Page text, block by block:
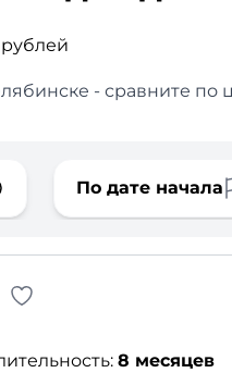
- сравните
По дате начала
8 месяцев